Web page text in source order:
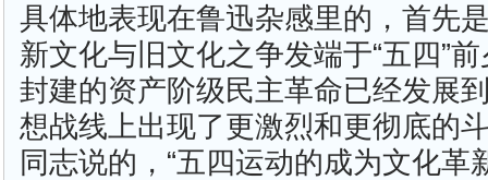
具体地表现在鲁迅杂感里的，首先
新文化与旧文化之争发端于“五四”
封建的资产阶级民主革命已经发展
想战线上出现了更激烈和更彻底的
同志说的，“五四运动的成为文化革